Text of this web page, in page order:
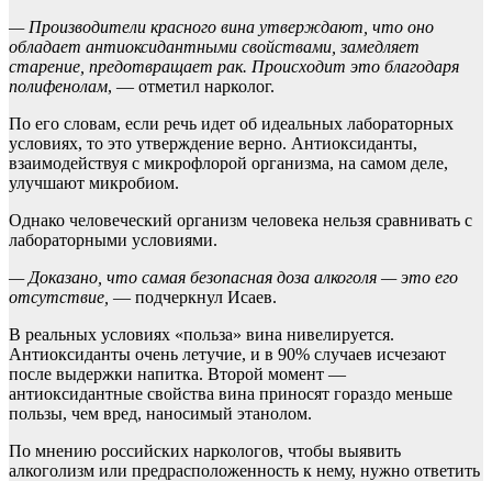
— Производители красного вина утверждают, что оно
обладает антиоксидантными свойствами, замедляет
старение, предотвращает рак. Происходит это благодаря
полифенолам, — отметил нарколог.
По его словам, если речь идет об идеальных лабораторных
условиях, то это утверждение верно. Антиоксиданты,
взаимодействуя с микрофлорой организма, на самом деле,
улучшают микробиом.
Однако человеческий организм человека нельзя сравнивать с
лабораторными условиями.
— Доказано, что самая безопасная доза алкоголя — это его
отсутствие, — подчеркнул Исаев.
В реальных условиях «польза» вина нивелируется.
Антиоксиданты очень летучие, и в 90% случаев исчезают
после выдержки напитка. Второй момент —
антиоксидантные свойства вина приносят гораздо меньше
пользы, чем вред, наносимый этанолом.
По мнению российских наркологов, чтобы выявить
алкоголизм или предрасположенность к нему, нужно ответить